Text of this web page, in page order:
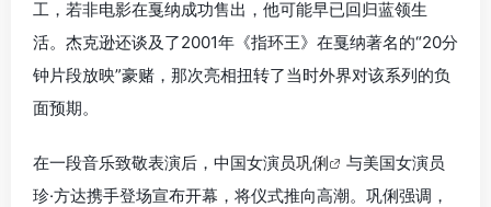
工，若非电影在戛纳成功售出，他可能早已回归蓝领生
活。杰克逊还谈及了2001年《指环王》在戛纳著名的“20分
钟片段放映”豪赌，那次亮相扭转了当时外界对该系列的负
面预期。
在一段音乐致敬表演后，中国女演员巩俐
与美国女演员
珍·方达携手登场宣布开幕，将仪式推向高潮。巩俐强调，